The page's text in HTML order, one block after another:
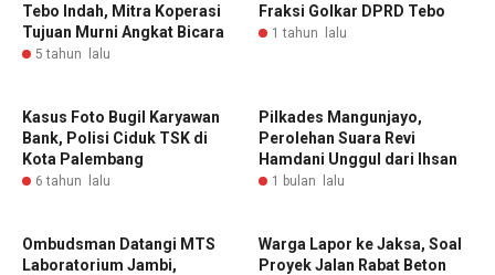
Tebo Indah, Mitra Koperasi
Tujuan Murni Angkat Bicara
5 tahun lalu
Fraksi Golkar DPRD Tebo
1 tahun lalu
Kasus Foto Bugil Karyawan
Bank, Polisi Ciduk TSK di
Kota Palembang
6 tahun lalu
Pilkades Mangunjayo,
Perolehan Suara Revi
Hamdani Unggul dari Ihsan
1 bulan lalu
Ombudsman Datangi MTS
Laboratorium Jambi,
Warga Lapor ke Jaksa, Soal
Proyek Jalan Rabat Beton